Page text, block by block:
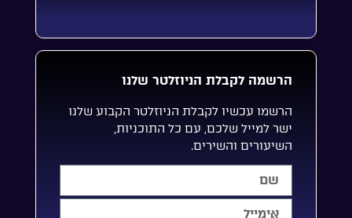
הרשמה לקבלת הניוזלטר שלנו
הרשמו עכשיו לקבלת הניוזלטר הקבוע שלנו
ישר למייל שלכם, עם כל התוכניות,
השיעורים והשירים.